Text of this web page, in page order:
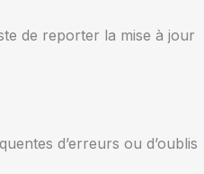
de reporter la mise à jour
d’erreurs ou d’oublis